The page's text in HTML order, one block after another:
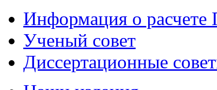
Информация о
Ученый совет
Диссертационные